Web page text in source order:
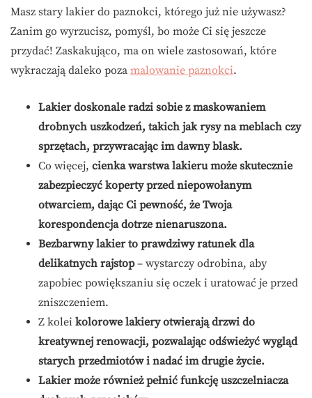
Masz stary lakier do paznokci, którego już nie używasz?
Zanim go wyrzucisz, pomyśl, bo może Ci się jeszcze
przydać! Zaskakująco, ma on wiele zastosowań, które
wykraczają daleko poza malowanie paznokci.
Lakier doskonale radzi sobie z maskowaniem
drobnych uszkodzeń, takich jak rysy na meblach czy
sprzętach, przywracając im dawny blask.
Co więcej, cienka warstwa lakieru może skutecznie
zabezpieczyć koperty przed niepowołanym
otwarciem, dając Ci pewność, że Twoja
korespondencja dotrze nienaruszona.
Bezbarwny lakier to prawdziwy ratunek dla
delikatnych rajstop– wystarczy odrobina, aby
zapobiec powiększaniu się oczek i uratować je przed
zniszczeniem.
Z kolei kolorowe lakiery otwierają drzwi do
kreatywnej renowacji, pozwalając odświeżyć wygląd
starych przedmiotów i nadać im drugie życie.
Lakier może również pełnić funkcję uszczelniacza